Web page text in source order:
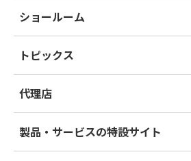
ショールーム
トピックス
代理店
製品・サービスの特設サイト